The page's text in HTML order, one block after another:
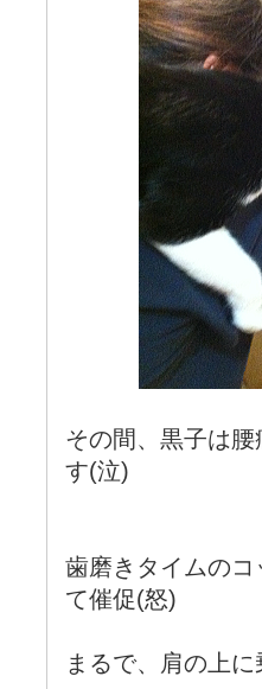
その間、黒子は
す(泣)
歯磨きタイムの
て催促(怒)
まるで、肩の上